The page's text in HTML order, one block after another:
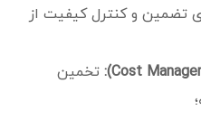
تضمین و کنترل کیفیت از
تخمین